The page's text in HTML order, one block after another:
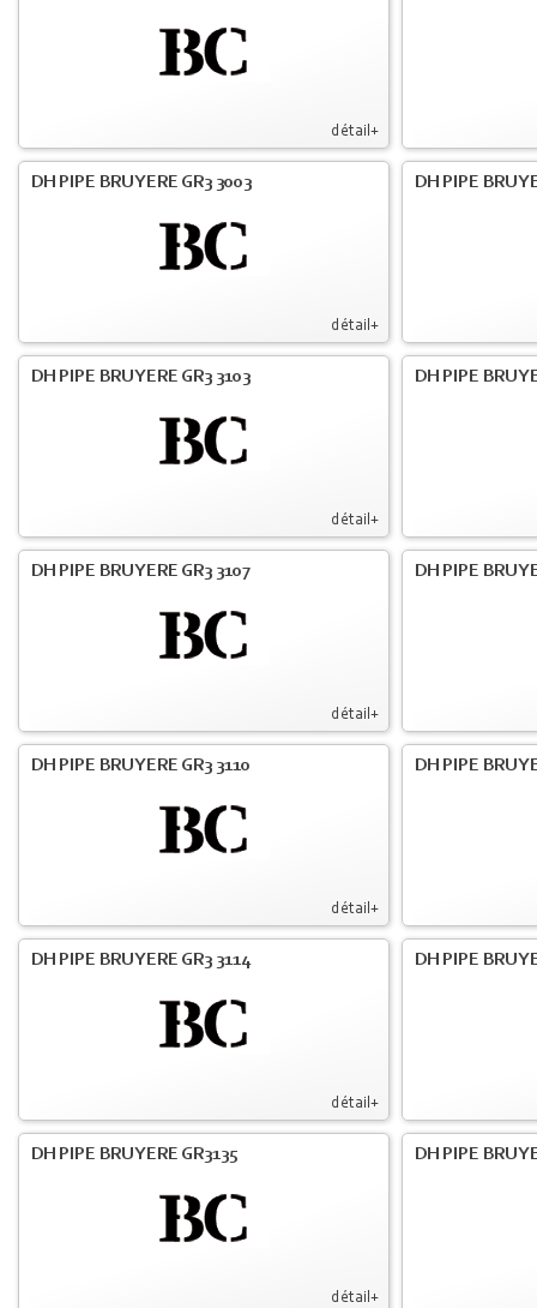
détail+
détail+
DH PIPE BRUYERE GR3 3003 DH PIPE
détail+
DH PIPE BRUYERE GR3 3103 DH PIPE
détail+
DH PIPE BRUYERE GR3 3107 DH PIPE
détail+
DH PIPE BRUYERE GR3 3110 DH PIPE
détail+
DH PIPE BRUYERE GR3 3114 DH PIPE
détail+
DH PIPE BRUYERE GR3135 DH PIPE